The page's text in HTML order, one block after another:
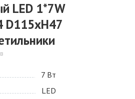
LED 1*7W
D115xH47
7 Bт
LED